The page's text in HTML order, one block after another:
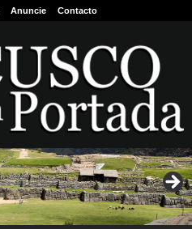
Anuncie Contacto